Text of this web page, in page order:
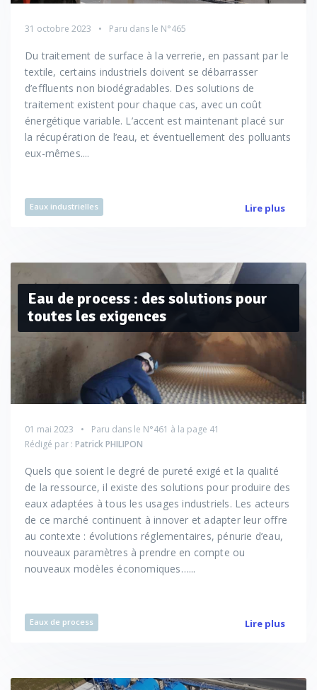
31 octobre 2023 Paru dans le N°465
Du traitement de surface à la verrerie, en passant par le
textile, certains industriels doivent se débarrasser
d’effluents non biodégradables. Des solutions de
traitement existent pour chaque cas, avec un coût
énergétique variable. L’accent est maintenant placé sur
la récupération de l’eau, et éventuellement des polluants
eux-mêmes....
Eaux industrielles Lire plus
Eau de process : des solutions pour
toutes les exigences
01 mai 2023 Paru dans le N°461 à la page 41
Rédigé par : Patrick PHILIPON
Quels que soient le degré de pureté exigé et la qualité
de la ressource, il existe des solutions pour produire des
eaux adaptées à tous les usages industriels. Les acteurs
de ce marché continuent à innover et adapter leur offre
au contexte : évolutions réglementaires, pénurie d’eau,
nouveaux paramètres à prendre en compte ou
nouveaux modèles économiques…...
Eaux de process Lire plus